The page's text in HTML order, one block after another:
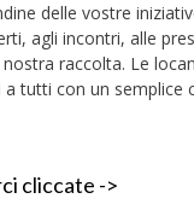
delle vostre
agli incontri, alle
raccolta. Le
tutti con un semplice
cliccate ->